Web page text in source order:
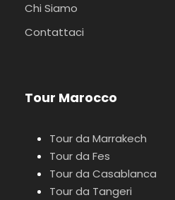
Chi Siamo
Contattaci
Tour Marocco
Tour da Marrakech
Tour da Fes
Tour da Casablanca
Tour da Tangeri